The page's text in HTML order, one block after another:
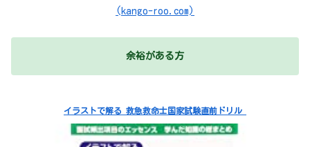
(kango-roo.com)
余裕がある方
イラストで解る 救急救命士国家試験直前ドリル